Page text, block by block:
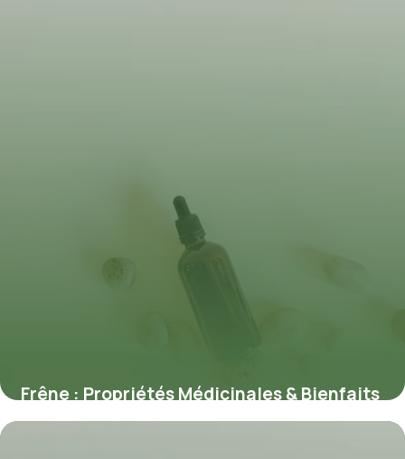
Frêne : Propriétés Médicinales & Bienfaits
9 juillet 2026